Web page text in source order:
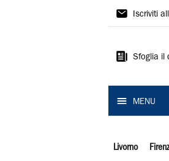
Il
Iscriviti
Sfoglia il
MENU
Livorno